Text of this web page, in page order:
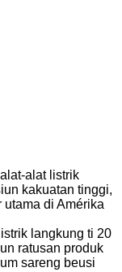
alat listrik
kakuatan tinggi,
utama di Amérika
langkung ti 20
ratusan produk
sareng beusi